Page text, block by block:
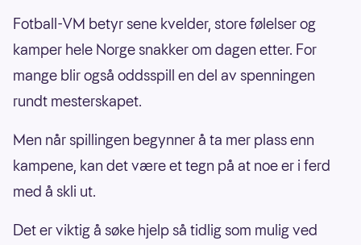
Fotball-VM betyr sene kvelder, store følelser og
kamper hele Norge snakker om dagen etter. For
mange blir også oddsspill en del av spenningen
rundt mesterskapet.
Men når spillingen begynner å ta mer plass enn
kampene, kan det være et tegn på at noe er i ferd
med å skli ut.
Det er viktig å søke hjelp så tidlig som mulig ved